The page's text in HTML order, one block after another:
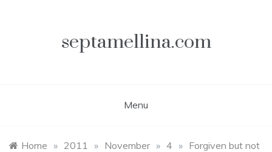
septamellina.com
Menu
Home » 2011 » November » 4 » Forgiven but not